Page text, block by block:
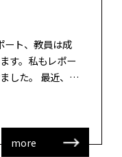
ート、教員は成
す。私もレポー
した。 最近、い
いて、初学者ゼ
て […]
more